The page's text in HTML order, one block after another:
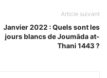
Article suivant
Janvier 2022 : Quels sont les
jours blancs de Joumāda at-
Thani 1443 ?